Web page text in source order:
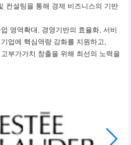
컨설팅을 통해 경제 비즈니스의 기반
영역확대, 경영기반의 효율화, 서비
업에 핵심역량 강화를 지원하고,
부가가치 창출을 위해 최선의 노력을